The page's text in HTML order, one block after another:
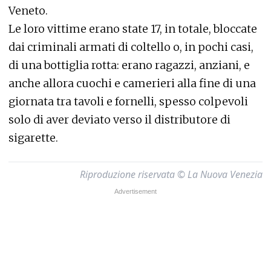
Veneto.
Le loro vittime erano state 17, in totale, bloccate
dai criminali armati di coltello o, in pochi casi,
di una bottiglia rotta: erano ragazzi, anziani, e
anche allora cuochi e camerieri alla fine di una
giornata tra tavoli e fornelli, spesso colpevoli
solo di aver deviato verso il distributore di
sigarette.
Riproduzione riservata © La Nuova Venezia